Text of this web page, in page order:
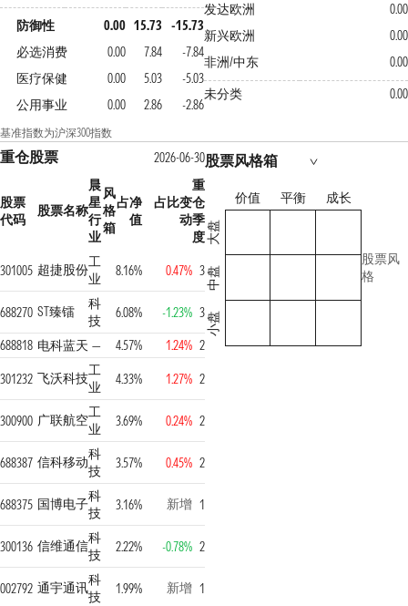
防御性 0.00 15.73
-15.73
必选消费
0.00 7.84
-7.84
医疗保健
0.00 5.03
-5.03
公用事业
0.00 2.86 -2.86
基准指数为沪深300指数
发达欧洲
0.00
新兴欧洲
0.00
非洲/中东
0.00
未分类
0.00
重仓股票 2026-06-30
股票
代码
股票名称
晨
星
行
业
风
格
箱
占净
值
占比变
动
重
仓
季
度
301005 超捷股份工
业
8.16% 0.47% 3
688270 ST臻镭
科
技
6.08% -1.23% 3
688818 电科蓝天 — 4.57% 1.24% 2
301232 飞沃科技工
业
4.33% 1.27% 2
300900 广联航空工
业
3.69% 0.24% 2
688387 信科移动科
技
3.57% 0.45% 2
688375 国博电子科
技
3.16% 新增 1
300136 信维通信科
技
2.22% -0.78% 2
002792 通宇通讯科
技
1.99% 新增 1
股票风格箱
价值 平衡 成长
大盘
中盘
小盘
股票风
格